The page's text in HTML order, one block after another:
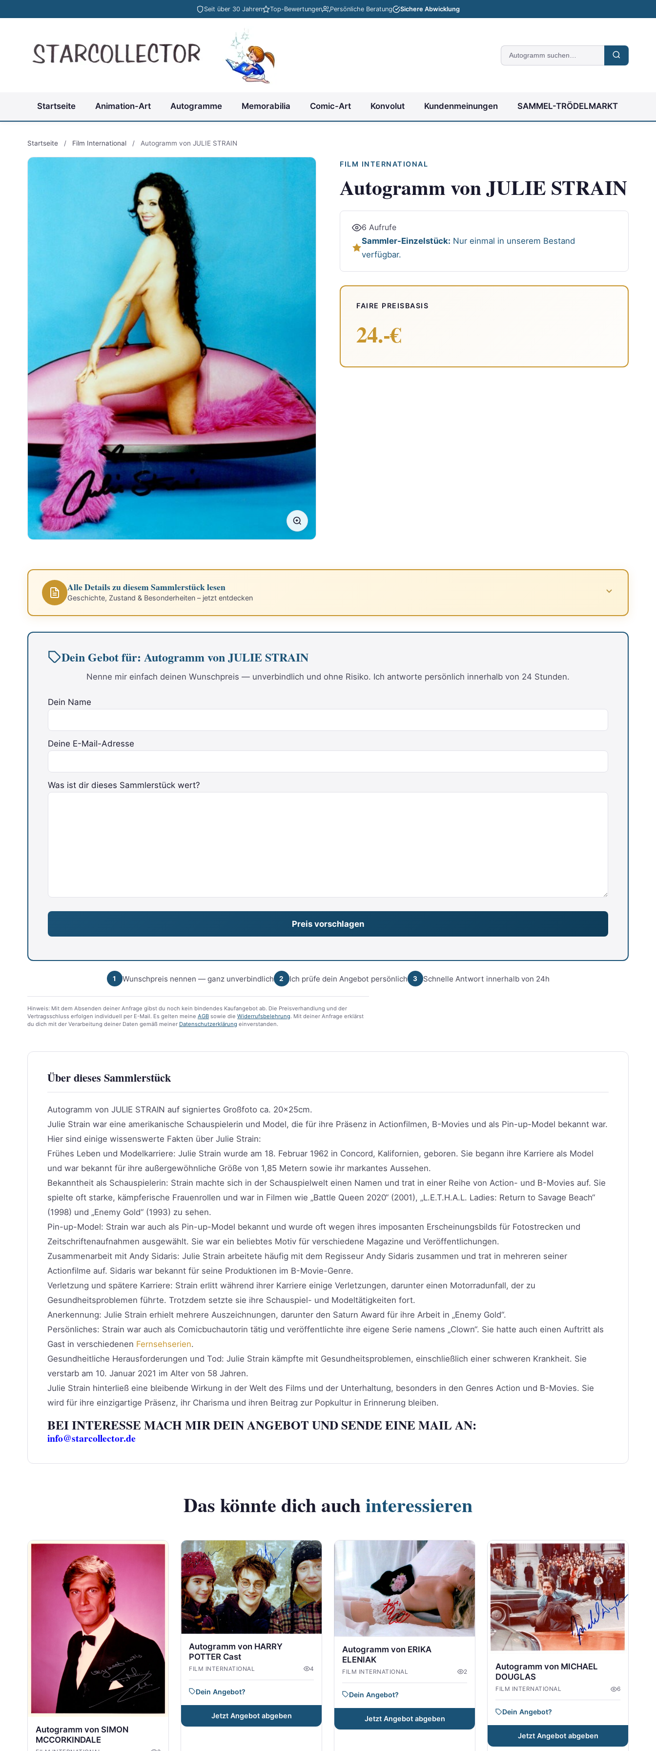
Seit über 30 Jahren Top-Bewertungen Persönliche Beratung Sichere Abwicklung
Suche
nach
Startseite Animation-Art Autogramme Memorabilia Comic-Art Konvolut Kundenmeinungen SAMMEL-TRÖDELMARKT
Startseite / Film International / Autogramm von JULIE STRAIN
FILM INTERNATIONAL
Autogramm von JULIE STRAIN
6 Aufrufe
Sammler-Einzelstück: Nur einmal in unserem Bestand
verfügbar.
FAIRE PREISBASIS
24.-€
Alle Details zu diesem Sammlerstück lesen
Geschichte, Zustand & Besonderheiten – jetzt entdecken
Dein Gebot für: Autogramm von JULIE STRAIN
Nenne mir einfach deinen Wunschpreis — unverbindlich und ohne Risiko. Ich antworte persönlich innerhalb von 24 Stunden.
Dein Name
Deine E-Mail-Adresse
Bitte lasse dieses Feld leer.
Was ist dir dieses Sammlerstück wert?
1 Wunschpreis nennen — ganz unverbindlich 2 Ich prüfe dein Angebot persönlich 3 Schnelle Antwort innerhalb von 24h
Hinweis: Mit dem Absenden deiner Anfrage gibst du noch kein bindendes Kaufangebot ab. Die Preisverhandlung und der
Vertragsschluss erfolgen individuell per E-Mail. Es gelten meine AGB sowie die Widerrufsbelehrung. Mit deiner Anfrage erklärst
du dich mit der Verarbeitung deiner Daten gemäß meiner Datenschutzerklärung einverstanden.
Über dieses Sammlerstück
Autogramm von JULIE STRAIN auf signiertes Großfoto ca. 20x25cm.
Julie Strain war eine amerikanische Schauspielerin und Model, die für ihre Präsenz in Actionfilmen, B-Movies und als Pin-up-Model bekannt war.
Hier sind einige wissenswerte Fakten über Julie Strain:
Frühes Leben und Modelkarriere: Julie Strain wurde am 18. Februar 1962 in Concord, Kalifornien, geboren. Sie begann ihre Karriere als Model
und war bekannt für ihre außergewöhnliche Größe von 1,85 Metern sowie ihr markantes Aussehen.
Bekanntheit als Schauspielerin: Strain machte sich in der Schauspielwelt einen Namen und trat in einer Reihe von Action- und B-Movies auf. Sie
spielte oft starke, kämpferische Frauenrollen und war in Filmen wie „Battle Queen 2020“ (2001), „L.E.T.H.A.L. Ladies: Return to Savage Beach“
(1998) und „Enemy Gold“ (1993) zu sehen.
Pin-up-Model: Strain war auch als Pin-up-Model bekannt und wurde oft wegen ihres imposanten Erscheinungsbilds für Fotostrecken und
Zeitschriftenaufnahmen ausgewählt. Sie war ein beliebtes Motiv für verschiedene Magazine und Veröffentlichungen.
Zusammenarbeit mit Andy Sidaris: Julie Strain arbeitete häufig mit dem Regisseur Andy Sidaris zusammen und trat in mehreren seiner
Actionfilme auf. Sidaris war bekannt für seine Produktionen im B-Movie-Genre.
Verletzung und spätere Karriere: Strain erlitt während ihrer Karriere einige Verletzungen, darunter einen Motorradunfall, der zu
Gesundheitsproblemen führte. Trotzdem setzte sie ihre Schauspiel- und Modeltätigkeiten fort.
Anerkennung: Julie Strain erhielt mehrere Auszeichnungen, darunter den Saturn Award für ihre Arbeit in „Enemy Gold“.
Persönliches: Strain war auch als Comicbuchautorin tätig und veröffentlichte ihre eigene Serie namens „Clown“. Sie hatte auch einen Auftritt als
Gast in verschiedenen Fernsehserien.
Gesundheitliche Herausforderungen und Tod: Julie Strain kämpfte mit Gesundheitsproblemen, einschließlich einer schweren Krankheit. Sie
verstarb am 10. Januar 2021 im Alter von 58 Jahren.
Julie Strain hinterließ eine bleibende Wirkung in der Welt des Films und der Unterhaltung, besonders in den Genres Action und B-Movies. Sie
wird für ihre einzigartige Präsenz, ihr Charisma und ihren Beitrag zur Popkultur in Erinnerung bleiben.
BEI INTERESSE MACH MIR DEIN ANGEBOT UND SENDE EINE MAIL AN:
info@starcollector.de
Das könnte dich auchinteressieren
Autogramm von SIMON
MCCORKINDALE
Autogramm von HARRY
POTTER Cast
FILM INTERNATIONAL 4
Dein Angebot?
Jetzt Angebot abgeben
Autogramm von ERIKA
ELENIAK
FILM INTERNATIONAL 2
Dein Angebot?
Jetzt Angebot abgeben
Autogramm von MICHAEL
DOUGLAS
FILM INTERNATIONAL 6
Dein Angebot?
Jetzt Angebot abgeben